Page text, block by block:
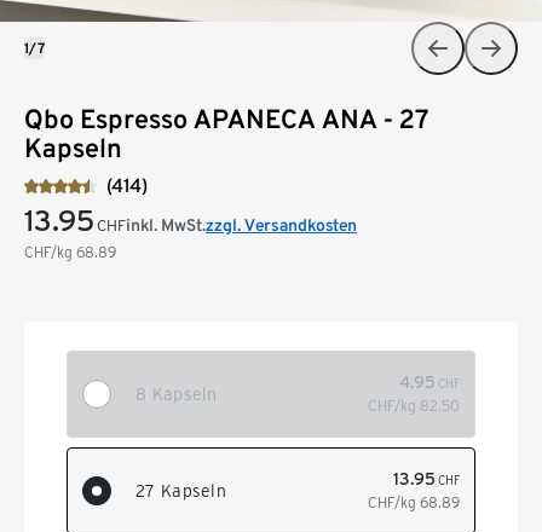
Qbo Espresso APANECA ANA - 27
Kapseln
(414)
13.95 CHF
CHF/kg 68.89
inkl. MwSt.zzgl. Versandkosten
8 Kapseln
4.95 CHF
CHF/kg 82.50
27 Kapseln
13.95 CHF
CHF/kg 68.89
1/7